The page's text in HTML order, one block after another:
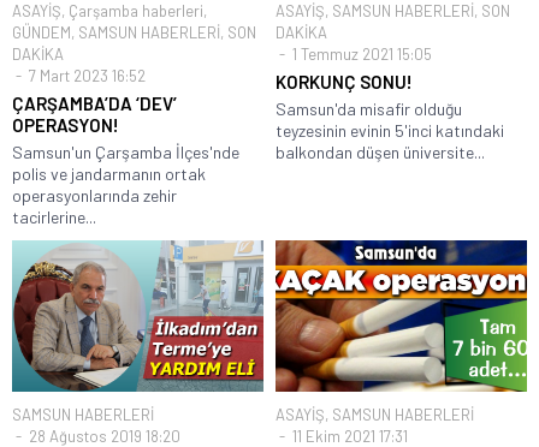
ASAYİŞ, Çarşamba haberleri,
GÜNDEM, SAMSUN HABERLERİ, SON
DAKİKA
7 Mart 2023 16:52
ÇARŞAMBA’DA ‘DEV’
OPERASYON!
Samsun'un Çarşamba İlçes'nde
polis ve jandarmanın ortak
operasyonlarında zehir
tacirlerine...
ASAYİŞ, SAMSUN HABERLERİ, SON
DAKİKA
1 Temmuz 2021 15:05
KORKUNÇ SONU!
Samsun'da misafir olduğu
teyzesinin evinin 5'inci katındaki
balkondan düşen üniversite...
SAMSUN HABERLERİ
28 Ağustos 2019 18:20
ASAYİŞ, SAMSUN HABERLERİ
11 Ekim 2021 17:31